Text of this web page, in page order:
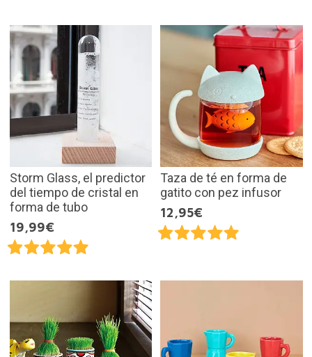
Storm Glass, el predictor
del tiempo de cristal en
forma de tubo
19,99€
Taza de té en forma de
gatito con pez infusor
12,95€